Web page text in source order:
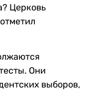
Церковь
Они
выборов,